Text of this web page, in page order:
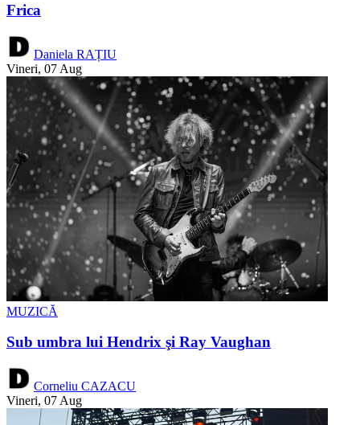
Frica
Daniela RAȚIU
Vineri, 07 Aug
MUZICĂ
Sub umbra lui Hendrix şi Ray Vaughan
Corneliu CAZACU
Vineri, 07 Aug